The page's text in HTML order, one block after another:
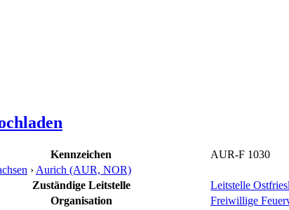
Kennzeichen
AUR-F 1030
› Aurich (AUR, NOR)
Zuständige Leitstelle
Leitstelle
Organisation
Freiwillige